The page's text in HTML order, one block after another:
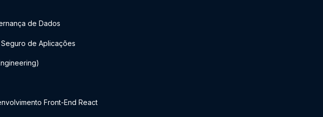
de Dados
de Aplicações
Front-End React